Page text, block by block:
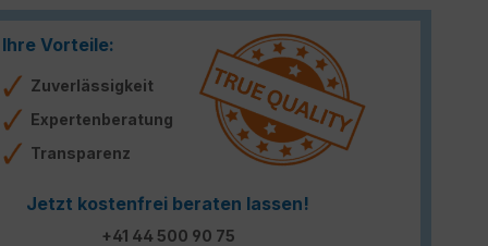
Ihre Vorteile:
Zuverlässigkeit
Expertenberatung
Transparenz
Jetzt kostenfrei beraten lassen!
+41 44 500 90 75